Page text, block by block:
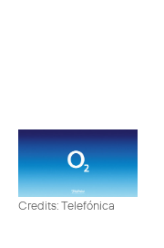
Credits: Telefónica